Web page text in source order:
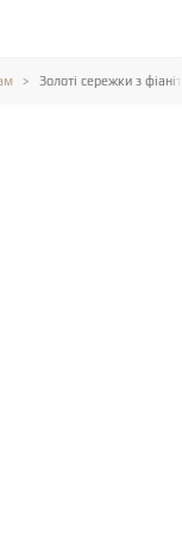
Золоті сережки з